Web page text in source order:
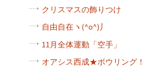
クリスマスの飾りつけ
自由自在ヽ(^o^)丿
11月全体運動「空手」
オアシス西成★ボウリング！